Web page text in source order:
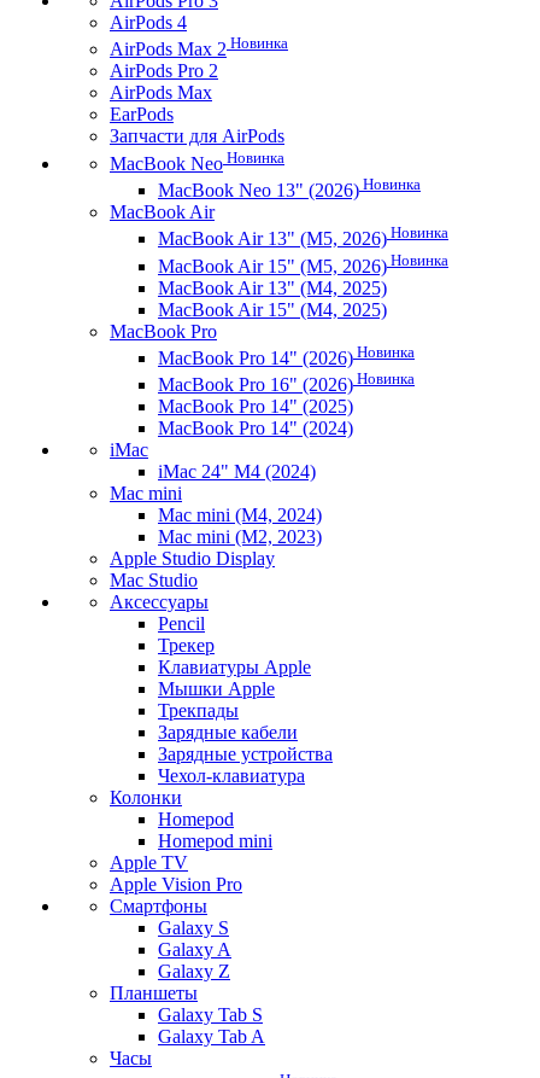
AirPods 4
AirPods Max 2 Новинка
AirPods Pro 2
AirPods Max
EarPods
Запчасти для AirPods
MacBook Neo Новинка
MacBook Neo 13" (2026) Новинка
MacBook Air
MacBook Air 13" (M5, 2026) Новинка
MacBook Air 15" (M5, 2026) Новинка
MacBook Air 13" (M4, 2025)
MacBook Air 15" (M4, 2025)
MacBook Pro
MacBook Pro 14" (2026) Новинка
MacBook Pro 16" (2026) Новинка
MacBook Pro 14" (2025)
MacBook Pro 14" (2024)
iMac
iMac 24" M4 (2024)
Mac mini
Mac mini (M4, 2024)
Mac mini (M2, 2023)
Apple Studio Display
Mac Studio
Аксессуары
Pencil
Трекер
Клавиатуры Apple
Мышки Apple
Трекпады
Зарядные кабели
Зарядные устройства
Чехол-клавиатура
Колонки
Homepod
Homepod mini
Apple TV
Apple Vision Pro
Смартфоны
Galaxy S
Galaxy A
Galaxy Z
Планшеты
Galaxy Tab S
Galaxy Tab A
Часы